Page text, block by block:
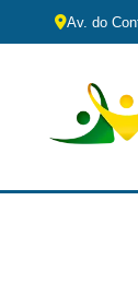
Av. do